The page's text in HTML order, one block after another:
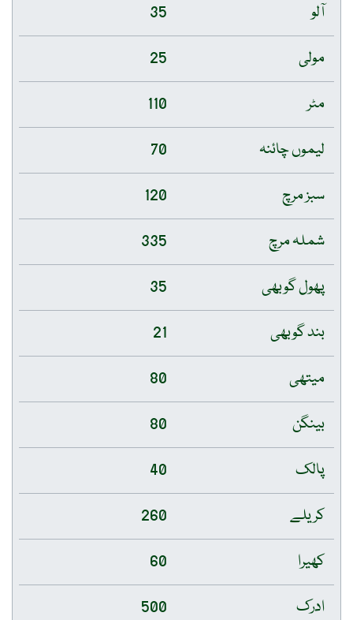
آلو
35
مولی
25
مٹر
110
لیموں چائنہ
70
سبز مرچ
120
شملہ مرچ
335
پھول گوبھی
35
بند گوبھی
21
میتھی
80
بینگن
80
پالک
40
کریلے
260
کھیرا
60
ادرک
500